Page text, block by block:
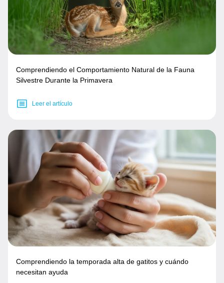
Comprendiendo el Comportamiento Natural de la Fauna
Silvestre Durante la Primavera
Leer el artículo
Comprendiendo la temporada alta de gatitos y cuándo
necesitan ayuda